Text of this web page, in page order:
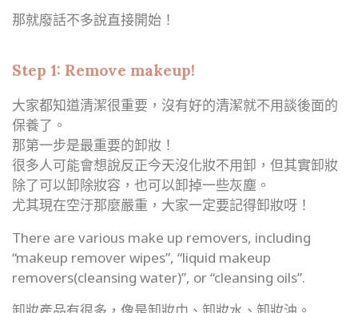
那就廢話不多說直接開始！
Step 1: Remove makeup!
大家都知道清潔很重要，沒有好的清潔就不用談後面的
保養了。
那第一步是最重要的卸妝！
很多人可能會想說反正今天沒化妝不用卸，但其實卸妝
除了可以卸除妝容，也可以卸掉一些灰塵。
尤其現在空汙那麼嚴重，大家一定要記得卸妝呀！
There are various make up removers, including
“makeup remover wipes”, “liquid makeup
removers(cleansing water)”, or “cleansing oils”.